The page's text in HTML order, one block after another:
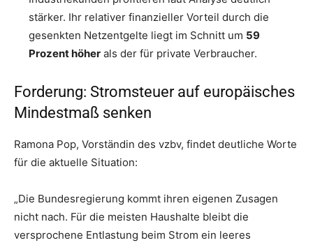
stärker. Ihr relativer finanzieller Vorteil durch die
gesenkten Netzentgelte liegt im Schnitt um 59
Prozent höher als der für private Verbraucher.
Forderung: Stromsteuer auf europäisches
Mindestmaß senken
Ramona Pop, Vorständin des vzbv, findet deutliche Worte
für die aktuelle Situation:
„Die Bundesregierung kommt ihren eigenen Zusagen
nicht nach. Für die meisten Haushalte bleibt die
versprochene Entlastung beim Strom ein leeres